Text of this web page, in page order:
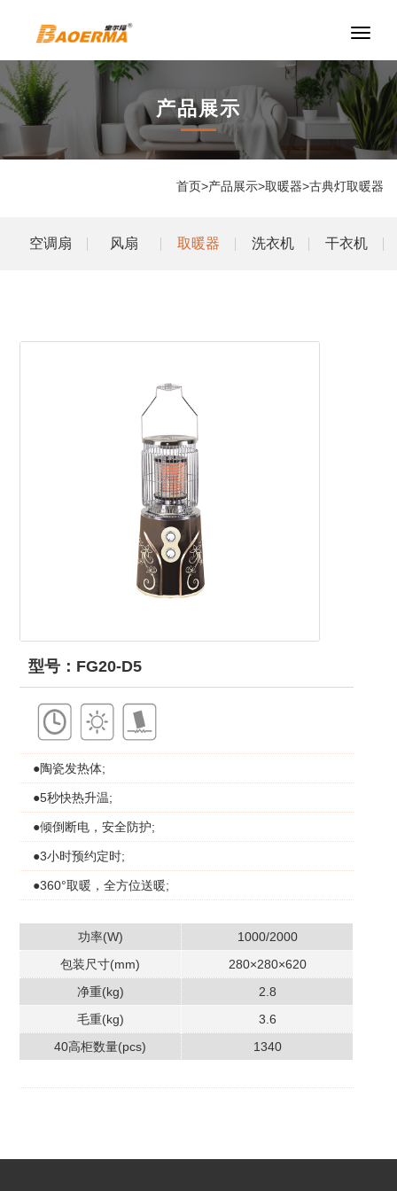
切
导
航
产品展示
首页>产品展示>取暖器>古典灯取暖器
空调扇 风扇 取暖器 洗衣机 干衣机
型号：FG20-D5
●陶瓷发热体;
●5秒快热升温;
●倾倒断电，安全防护;
●3小时预约定时;
●360°取暖，全方位送暖;
功率(W)
1000/2000
包装尺寸(mm)
280×280×620
净重(kg)
2.8
毛重(kg)
3.6
40高柜数量(pcs)
1340